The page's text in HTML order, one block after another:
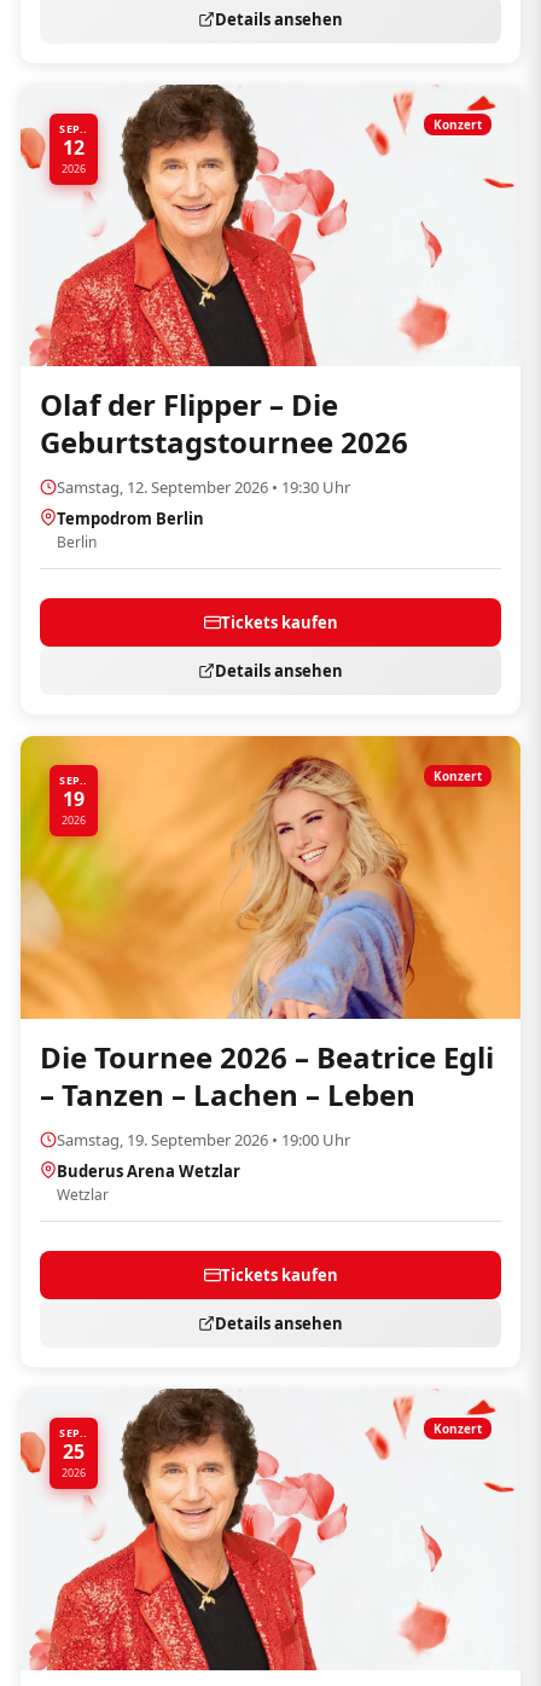
Details ansehen
SEP..
12
2026
Konzert
Olaf der Flipper – Die
Geburtstagstournee 2026
Samstag, 12. September 2026 • 19:30 Uhr
Tempodrom Berlin
Berlin
Tickets kaufen
Details ansehen
SEP..
19
2026
Konzert
Die Tournee 2026 – Beatrice Egli
– Tanzen – Lachen – Leben
Samstag, 19. September 2026 • 19:00 Uhr
Buderus Arena Wetzlar
Wetzlar
Tickets kaufen
Details ansehen
SEP..
25
2026
Konzert